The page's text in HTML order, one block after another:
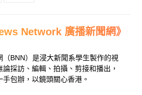
Network 廣播新聞網》
（BNN）是浸大新聞系學生製作的視
論採訪、編輯、拍攝、剪接和播出，
手包辦，以鏡頭關心香港。